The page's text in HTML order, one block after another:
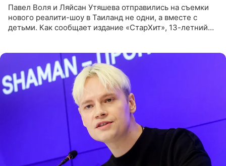
Павел Воля и Ляйсан Утяшева отправились на съемки
нового реалити-шоу в Таиланд не одни, а вместе с
детьми. Как сообщает издание «СтарХит», 13-летний